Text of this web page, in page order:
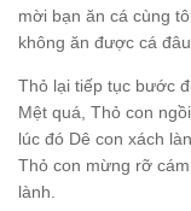
mời bạn ăn cá cùng
không ăn được cá
Thỏ lại tiếp tục bước
Mệt quá, Thỏ con
lúc đó Dê con xách
Thỏ con mừng rỡ
lành.